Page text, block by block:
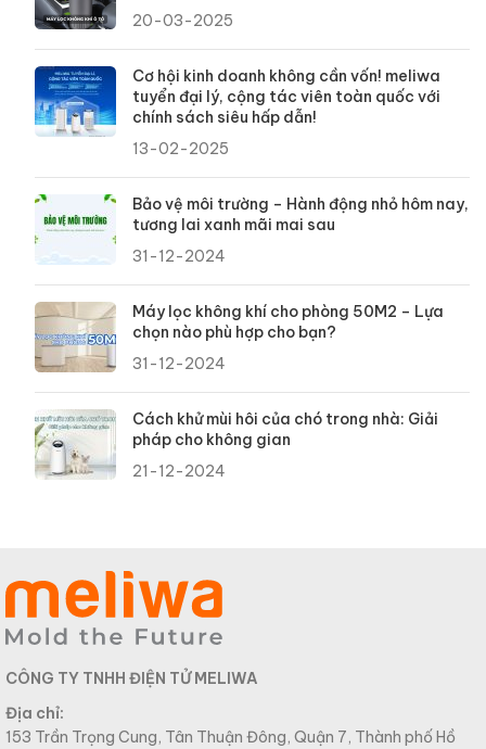
20-03-2025
Cơ hội kinh doanh không cần vốn! meliwa
tuyển đại lý, cộng tác viên toàn quốc với
chính sách siêu hấp dẫn!
13-02-2025
Bảo vệ môi trường – Hành động nhỏ hôm nay,
tương lai xanh mãi mai sau
31-12-2024
Máy lọc không khí cho phòng 50M2 – Lựa
chọn nào phù hợp cho bạn?
31-12-2024
Cách khử mùi hôi của chó trong nhà: Giải
pháp cho không gian
21-12-2024
CÔNG TY TNHH ĐIỆN TỬ MELIWA
Địa chỉ:
153 Trần Trọng Cung, Tân Thuận Đông, Quận 7, Thành phố Hồ